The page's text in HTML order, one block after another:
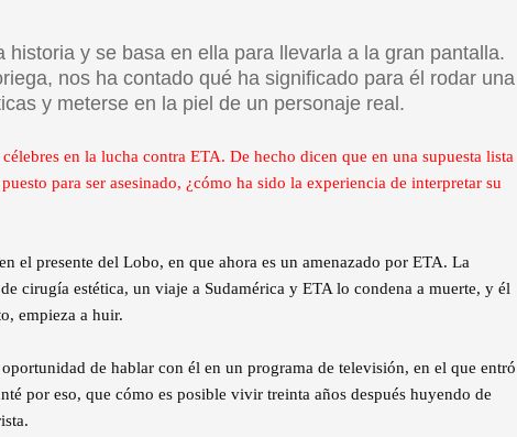
historia y se basa en ella para llevarla a la gran pantalla.
nos ha contado qué ha significado para él rodar una
y meterse en la piel de un personaje real.
en la lucha contra ETA. De hecho dicen que en una supuesta lista
para ser asesinado, ¿cómo ha sido la experiencia de interpretar su
el presente del Lobo, en que ahora es un amenazado por ETA. La
cirugía estética, un viaje a Sudamérica y ETA lo condena a muerte, y él
empieza a huir.
de hablar con él en un programa de televisión, en el que entró
por eso, que cómo es posible vivir treinta años después huyendo de